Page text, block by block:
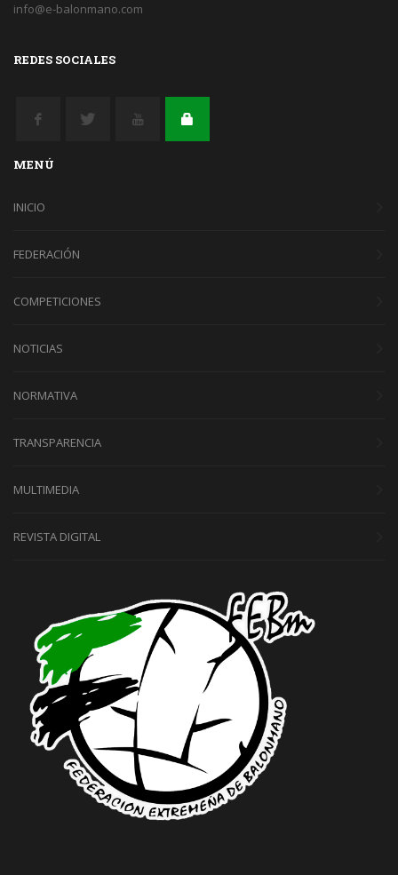
info@e-balonmano.com
REDES SOCIALES
MENÚ
INICIO
FEDERACIÓN
COMPETICIONES
NOTICIAS
NORMATIVA
TRANSPARENCIA
MULTIMEDIA
REVISTA DIGITAL